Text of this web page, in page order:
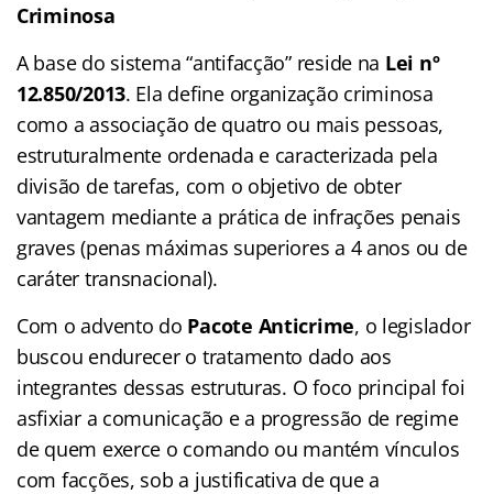
Criminosa
A base do sistema “antifacção” reside na Lei nº
12.850/2013. Ela define organização criminosa
como a associação de quatro ou mais pessoas,
estruturalmente ordenada e caracterizada pela
divisão de tarefas, com o objetivo de obter
vantagem mediante a prática de infrações penais
graves (penas máximas superiores a 4 anos ou de
caráter transnacional).
Com o advento do Pacote Anticrime, o legislador
buscou endurecer o tratamento dado aos
integrantes dessas estruturas. O foco principal foi
asfixiar a comunicação e a progressão de regime
de quem exerce o comando ou mantém vínculos
com facções, sob a justificativa de que a